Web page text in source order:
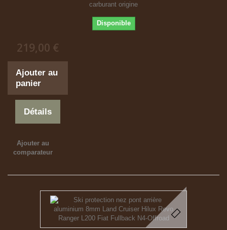
carburant origine
Disponible
219,00 €
Ajouter au
panier
Détails
Ajouter au
comparateur